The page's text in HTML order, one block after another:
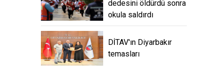
dedesini öldürdü sonra
okula saldırdı
DİTAV'ın Diyarbakır
temasları